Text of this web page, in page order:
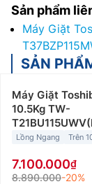
Sản phẩm
Máy Giặt
SẢN
Máy Giặt
10.5Kg TW-
Lồng Ngang Trên
7.100.000
8.890.000-20%